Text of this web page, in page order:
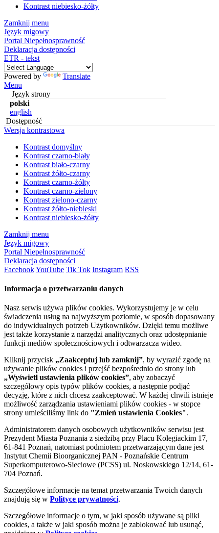
Kontrast niebiesko-żółty
Zamknij menu
Język migowy
Portal Niepełnosprawność
Deklaracja dostępności
ETR - tekst
Powered by
Translate
Menu
Język strony
polski
english
Dostępność
Wersja kontrastowa
Kontrast domyślny
Kontrast czarno-biały
Kontrast biało-czarny
Kontrast żółto-czarny
Kontrast czarno-żółty
Kontrast czarno-zielony
Kontrast zielono-czarny
Kontrast żółto-niebieski
Kontrast niebiesko-żółty
Zamknij menu
Język migowy
Portal Niepełnosprawność
Deklaracja dostępności
FacebookYouTube Tik Tok Instagram RSS
Informacja o przetwarzaniu danych
Nasz serwis używa plików cookies. Wykorzystujemy je w celu
świadczenia usług na najwyższym poziomie, w sposób dopasowany
do indywidualnych potrzeb Użytkowników. Dzięki temu możliwe
jest także korzystanie z narzędzi analitycznych oraz udostępnianie
funkcji mediów społecznościowych i odtwarzacza wideo.
Kliknij przycisk „Zaakceptuj lub zamknij”, by wyrazić zgodę na
używanie plików cookies i przejść bezpośrednio do strony lub
„Wyświetl ustawienia plików cookies”, aby zobaczyć
szczegółowy opis typów plików cookies, a następnie podjąć
decyzję, które z nich chcesz zaakceptować. W każdej chwili istnieje
możliwość zarządzania ustawieniami plików cookies - w stopce
strony umieściliśmy link do "Zmień ustawienia Cookies".
Administratorem danych osobowych użytkowników serwisu jest
Prezydent Miasta Poznania z siedzibą przy Placu Kolegiackim 17,
61-841 Poznań, natomiast podmiotem przetwarzającym dane jest
Instytut Chemii Bioorganicznej PAN - Poznańskie Centrum
Superkomputerowo-Sieciowe (PCSS) ul. Noskowskiego 12/14, 61-
704 Poznań.
Szczegółowe informacje na temat przetwarzania Twoich danych
znajdują się w Polityce prywatności.
Szczegółowe informacje o tym, w jaki sposób używane są pliki
cookies, a także w jaki sposób można je zablokować lub usunąć,